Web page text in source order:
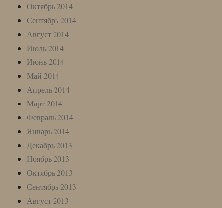
Октябрь 2014
Сентябрь 2014
Август 2014
Июль 2014
Июнь 2014
Май 2014
Апрель 2014
Март 2014
Февраль 2014
Январь 2014
Декабрь 2013
Ноябрь 2013
Октябрь 2013
Сентябрь 2013
Август 2013